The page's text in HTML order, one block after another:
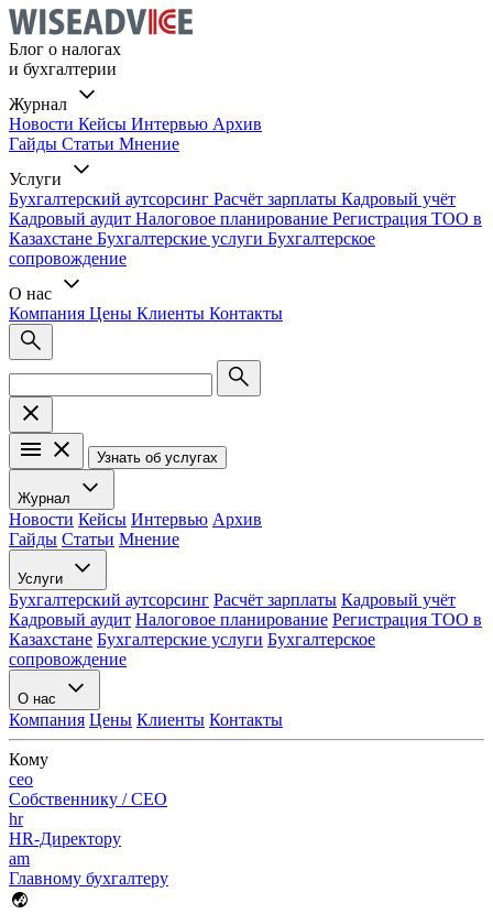
Блог о налогах
и бухгалтерии
Журнал
Новости Кейсы Интервью Архив
Гайды Статьи Мнение
Услуги
Бухгалтерский аутсорсинг Расчёт зарплаты Кадровый учёт
Кадровый аудит Налоговое планирование Регистрация ТОО в
Казахстане Бухгалтерские услуги Бухгалтерское
сопровождение
О нас
Компания Цены Клиенты Контакты
Узнать об услугах
Журнал
Новости Кейсы Интервью Архив
Гайды Статьи Мнение
Услуги
Бухгалтерский аутсорсинг Расчёт зарплаты Кадровый учёт
Кадровый аудит Налоговое планирование Регистрация ТОО в
Казахстане Бухгалтерские услуги Бухгалтерское
сопровождение
О нас
Компания Цены Клиенты Контакты
Кому
ceo
Собственнику / CEO
hr
HR-Директору
am
Главному бухгалтеру